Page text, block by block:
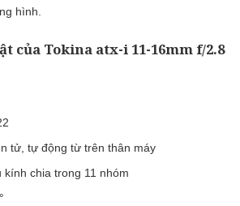
hình.
của Tokina atx-i 11-16mm f/2.8
tử, tự động từ trên thân máy
chia trong 11 nhóm